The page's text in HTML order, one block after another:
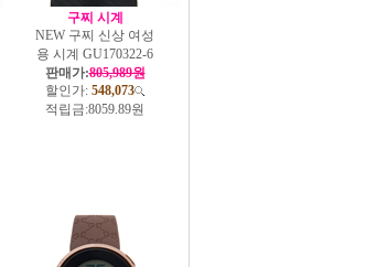
구찌 시계
NEW 구찌 신상 여성
용 시계 GU170322-6
판매가:805,989원
할인가: 548,073
적립금:8059.89원